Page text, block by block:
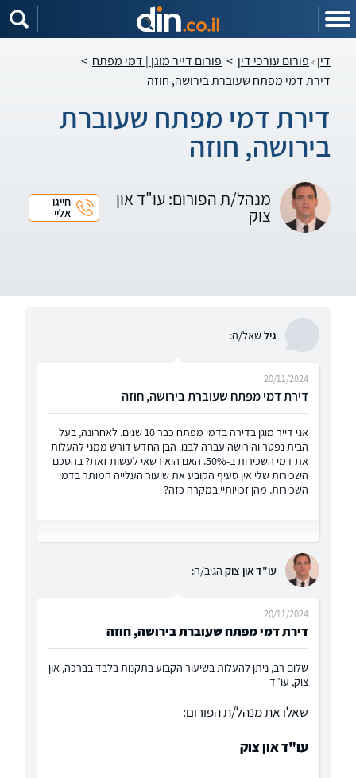
דין פורום עורכי דין > פורום דייר מוגן | דמי מפתח >
דירת דמי מפתח שעוברת בירושה, חוזה
דירת דמי מפתח שעוברת
בירושה, חוזה
מנהל/ת הפורום: עו"ד און
צוק
חייגו
אליי
גילשאל/ה:
דירת דמי מפתח שעוברת בירושה, חוזה
20/11/2024
אני דייר מוגן בדירה בדמי מפתח כבר 10 שנים. לאחרונה, בעל
הבית נפטר והירושה עברה לבנו. הבן החדש דורש ממני להעלות
את דמי השכירות ב-50%. האם הוא רשאי לעשות זאת? בהסכם
השכירות שלי אין סעיף הקובע את שיעור העלייה המותר בדמי
השכירות. מהן זכויותיי במקרה כזה?
עו"ד און צוק הגיב/ה:
דירת דמי מפתח שעוברת בירושה, חוזה
20/11/2024
שלום רב, ניתן להעלות בשיעור הקבוע בתקנות בלבד בברכה, און
צוק, עו"ד
שאלו את מנהל/ת הפורום:
עו"ד און צוק